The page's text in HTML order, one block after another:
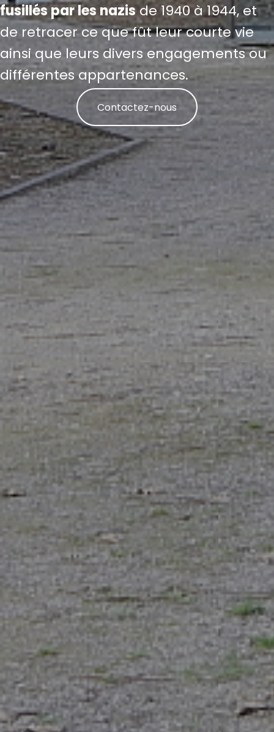
fusillés par les nazisde 1940 à 1944, et
de retracer ce que fût leur courte vie
ainsi que leurs divers engagements ou
différentes appartenances.
Contactez-nous